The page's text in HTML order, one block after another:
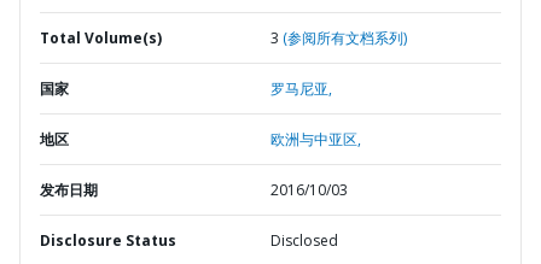
Total Volume(s) 3 (参阅所有文档系列)
国家 罗马尼亚,
地区 欧洲与中亚区,
发布日期 2016/10/03
Disclosure Status Disclosed